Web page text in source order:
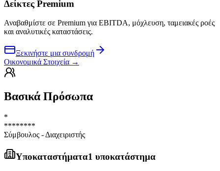
Δείκτες Premium
Αναβαθμίστε σε Premium για EBITDA, μόχλευση, ταμειακές ροές
και αναλυτικές καταστάσεις.
Ξεκινήστε μια συνδρομή
Οικονομικά Στοιχεία →
Βασικά Πρόσωπα
*
********
Σύμβουλος - Διαχειριστής
Υποκαταστήματα1 υποκατάστημα